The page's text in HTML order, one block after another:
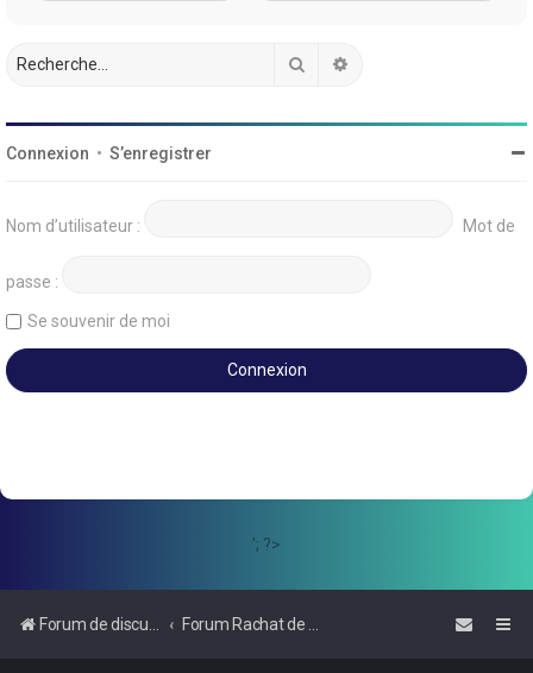
Rechercher
Connexion • S’enregistrer
Nom d’utilisateur : Mot de
passe :
Se souvenir de moi
'; ?>
Forum de discussions sur le Regroupement de Crédits et le Rachat de Crédits